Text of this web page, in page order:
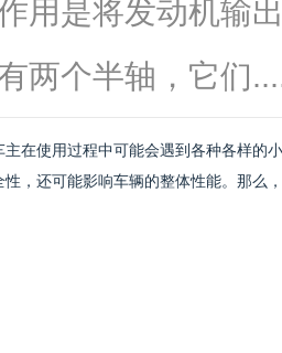
用是将发动机输
两个半轴，它们
在使用过程中可能会遇到各种各样的
，还可能影响车辆的整体性能。那么，